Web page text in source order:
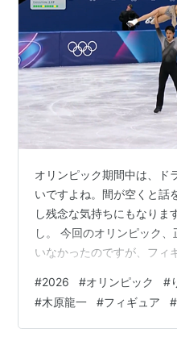
オリンピック期間中は、ド
いですよね。間が空くと話
し残念な気持ちにもなりま
し。 今回のオリンピック
いなかったのですが、フィ
せんが、その感想を。 フィ
でちらっと見る程度。「り
こか聞き慣れず、正直ピン
#2026 #オリンピック #
#木原龍一 #フィギュア #